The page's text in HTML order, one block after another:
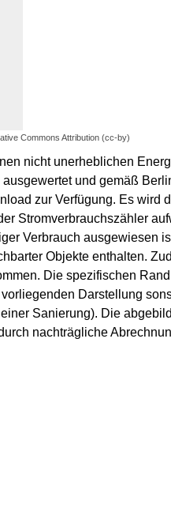
Commons Attribution (cc-by)
nicht unerheblichen
und gemäß
zur Verfügung. Es wird
Stromverbrauchszähler
Verbrauch ausgewiesen
Objekte enthalten.
Die spezifischen
Darstellung
Sanierung). Die
nachträgliche